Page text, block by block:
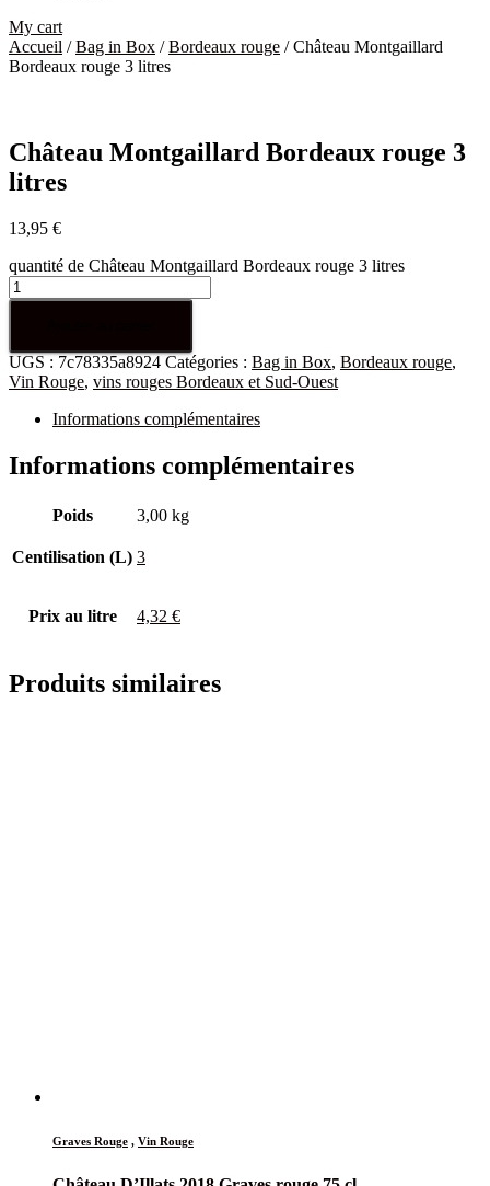
My cart
Accueil /Bag in Box /Bordeaux rouge / Château Montgaillard
Bordeaux rouge 3 litres
Château Montgaillard Bordeaux rouge 3
litres
13,95 €
quantité de Château Montgaillard Bordeaux rouge 3 litres
UGS : 7c78335a8924 Catégories : Bag in Box, Bordeaux rouge,
Vin Rouge, vins rouges Bordeaux et Sud-Ouest
Informations complémentaires
Informations complémentaires
Poids 3,00 kg
Centilisation (L) 3
Prix au litre 4,32 €
Produits similaires
Graves Rouge , Vin Rouge